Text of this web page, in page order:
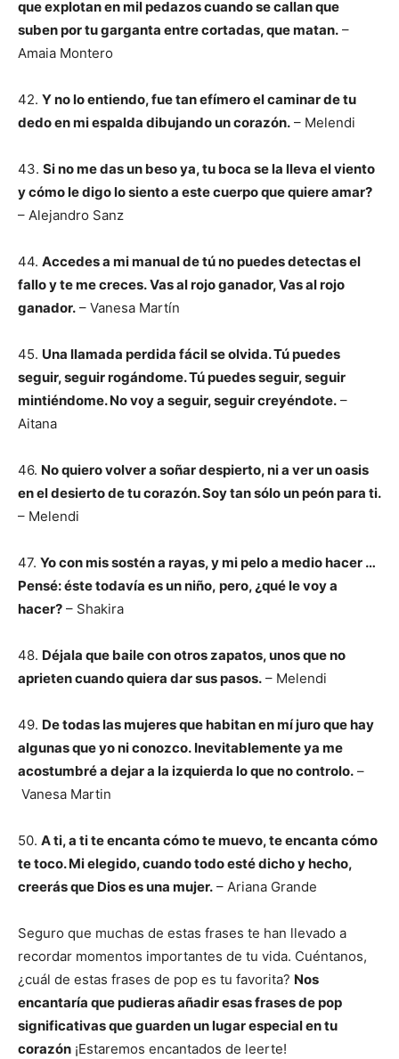
que explotan en mil pedazos cuando se callan que
suben por tu garganta entre cortadas, que matan. –
Amaia Montero
42. Y no lo entiendo, fue tan efímero el caminar de tu
dedo en mi espalda dibujando un corazón. – Melendi
43. Si no me das un beso ya, tu boca se la lleva el viento
y cómo le digo lo siento a este cuerpo que quiere amar?
– Alejandro Sanz
44. Accedes a mi manual de tú no puedes detectas el
fallo y te me creces.Vas al rojo ganador, Vas al rojo
ganador. – Vanesa Martín
45. Una llamada perdida fácil se olvida. Tú puedes
seguir, seguir rogándome. Tú puedes seguir, seguir
mintiéndome. No voy a seguir, seguir creyéndote. –
Aitana
46. No quiero volver a soñar despierto, ni a ver un oasis
en el desierto de tu corazón. Soy tan sólo un peón para ti.
– Melendi
47. Yo con mis sostén a rayas, y mi pelo a medio hacer …
Pensé: éste todavía es un niño, pero, ¿qué le voy a
hacer? – Shakira
48. Déjala que baile con otros zapatos, unos que no
aprieten cuando quiera dar sus pasos. – Melendi
49. De todas las mujeres que habitan en mí juro que hay
algunas que yo ni conozco. Inevitablemente ya me
acostumbré a dejar a la izquierda lo que no controlo. –
Vanesa Martin
50. A ti, a ti te encanta cómo te muevo, te encanta cómo
te toco. Mi elegido, cuando todo esté dicho y hecho,
creerás que Dios es una mujer. – Ariana Grande
Seguro que muchas de estas frases te han llevado a
recordar momentos importantes de tu vida. Cuéntanos,
¿cuál de estas frases de pop es tu favorita? Nos
encantaría que pudieras añadir esas frases de pop
significativas que guarden un lugar especial en tu
corazón ¡Estaremos encantados de leerte!